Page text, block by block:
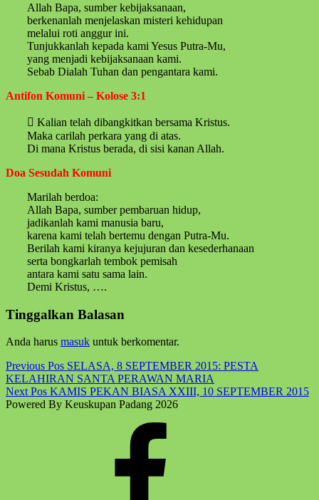
Allah Bapa, sumber kebijaksanaan,
berkenanlah menjelaskan misteri kehidupan
melalui roti anggur ini.
Tunjukkanlah kepada kami Yesus Putra-Mu,
yang menjadi kebijaksanaan kami.
Sebab Dialah Tuhan dan pengantara kami.
Antifon Komuni – Kolose 3:1
 Kalian telah dibangkitkan bersama Kristus.
Maka carilah perkara yang di atas.
Di mana Kristus berada, di sisi kanan Allah.
Doa Sesudah Komuni
Marilah berdoa:
Allah Bapa, sumber pembaruan hidup,
jadikanlah kami manusia baru,
karena kami telah bertemu dengan Putra-Mu.
Berilah kami kiranya kejujuran dan kesederhanaan
serta bongkarlah tembok pemisah
antara kami satu sama lain.
Demi Kristus, ….
Skip
back
to
main
navigation
Tinggalkan Balasan
Anda harus masuk untuk berkomentar.
Post
navigation
Previous Pos SELASA, 8 SEPTEMBER 2015: PESTA
KELAHIRAN SANTA PERAWAN MARIA
Next Pos KAMIS PEKAN BIASA XXIII, 10 SEPTEMBER 2015
Powered By Keuskupan Padang 2026